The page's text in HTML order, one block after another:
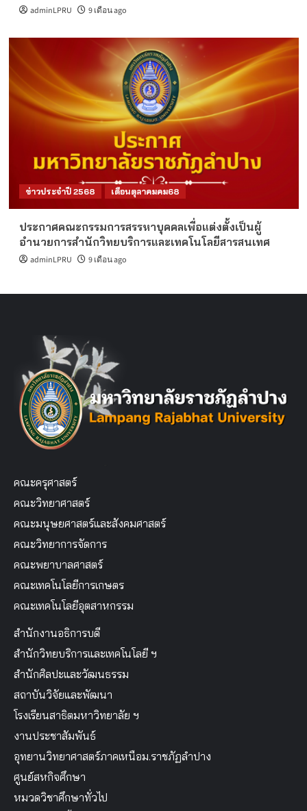
adminLPRU 9 เดือน ago
ข่าวประจำปี 2568 เดือนตุลาคมคม68
ประกาศคณะกรรมการสรรหาบุคคลเพื่อแต่งตั้งเป็นผู้
อำนวยการสำนักวิทยบริการและเทคโนโลยีสารสนเทศ
adminLPRU 9 เดือน ago
คณะครุศาสตร์
คณะวิทยาศาสตร์
คณะมนุษยศาสตร์และสังคมศาสตร์
คณะวิทยาการจัดการ
คณะพยาบาลศาสตร์
คณะเทคโนโลยีการเกษตร
คณะเทคโนโลยีอุตสาหกรรม
สำนักงานอธิการบดี
สำนักวิทยบริการและเทคโนโลยี ฯ
สำนักศิลปะและวัฒนธรรม
สถาบันวิจัยและพัฒนา
โรงเรียนสาธิตมหาวิทยาลัย ฯ
งานประชาสัมพันธ์
อุทยานวิทยาศาสตร์ภาคเหนือม.ราชภัฏลำปาง
ศูนย์สหกิจศึกษา
หมวดวิชาศึกษาทั่วไป